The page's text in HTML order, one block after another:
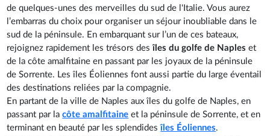
de quelques-unes des merveilles du sud de l'Italie. Vous aurez
l’embarras du choix pour organiser un séjour inoubliable dans le
sud de la péninsule. En embarquant sur l’un de ces bateaux,
rejoignez rapidement les trésors des îles du golfe de Naples et
de la côte amalfitaine en passant par les joyaux de la péninsule
de Sorrente. Les îles Éoliennes font aussi partie du large éventail
des destinations reliées par la compagnie.
En partant de la ville de Naples aux îles du golfe de Naples, en
passant par lacôte amalfitaine et la péninsule de Sorrente, et en
terminant en beauté par les splendidesîles Éoliennes.